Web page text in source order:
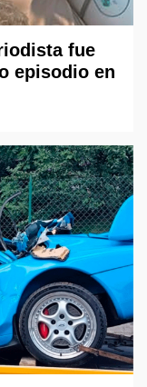
fue
episodio en